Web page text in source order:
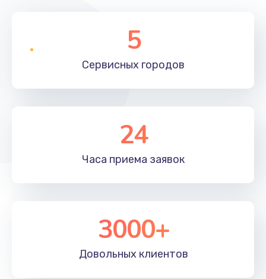
5
Сервисных городов
24
Часа приема заявок
3000+
Довольных клиентов